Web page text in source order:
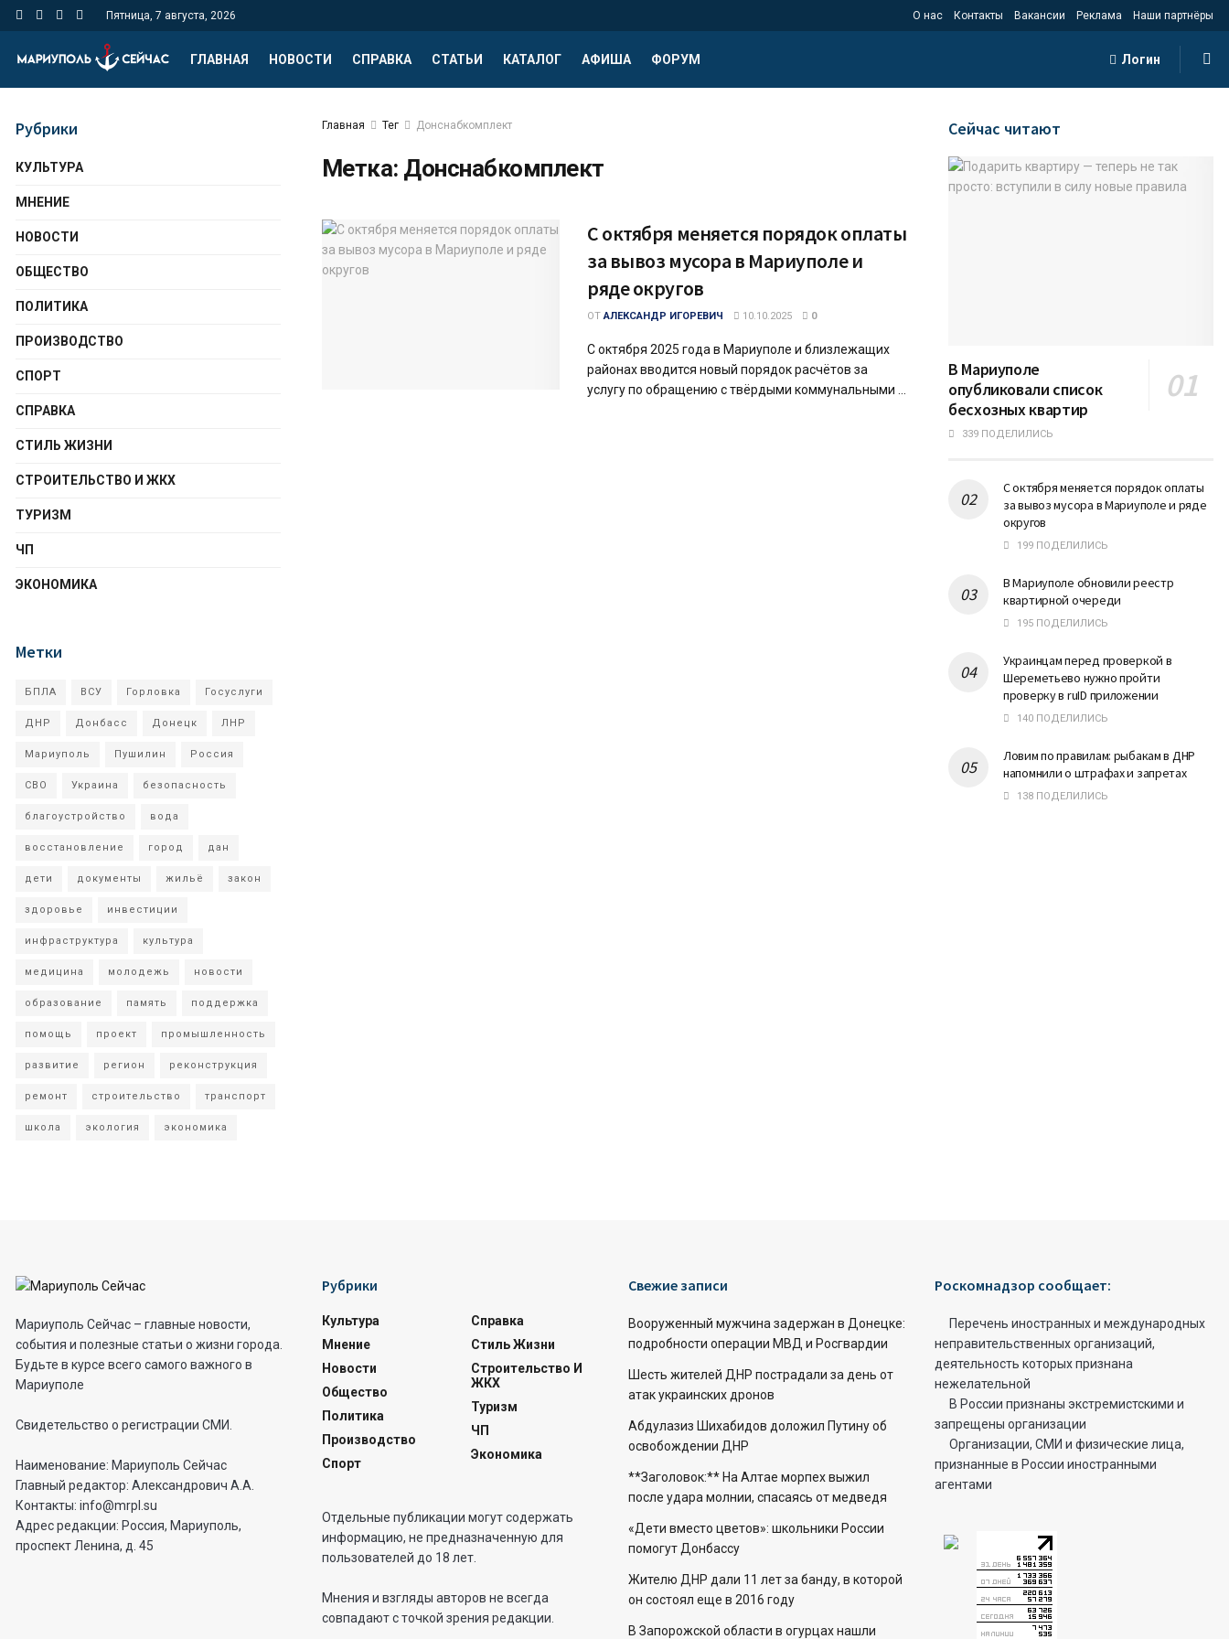
Пятница, 7 августа, 2026 О нас Контакты Вакансии Реклама Наши партнёры
ГЛАВНАЯ НОВОСТИ СПРАВКА СТАТЬИ КАТАЛОГ АФИША ФОРУМ Логин
Главная Тег Донснабкомплект
Метка: Донснабкомплект
С октября меняется порядок оплаты
за вывоз мусора в Мариуполе и
ряде округов
ОТ АЛЕКСАНДР ИГОРЕВИЧ 10.10.2025 0
С октября 2025 года в Мариуполе и близлежащих
районах вводится новый порядок расчётов за
услугу по обращению с твёрдыми коммунальными ...
Рубрики
КУЛЬТУРА
МНЕНИЕ
НОВОСТИ
ОБЩЕСТВО
ПОЛИТИКА
ПРОИЗВОДСТВО
СПОРТ
СПРАВКА
СТИЛЬ ЖИЗНИ
СТРОИТЕЛЬСТВО И ЖКХ
ТУРИЗМ
ЧП
ЭКОНОМИКА
Метки
БПЛА ВСУ Горловка Госуслуги
ДНР Донбасс Донецк ЛНР
Мариуполь Пушилин Россия
СВО Украина безопасность
благоустройство вода
восстановление город дан
дети документы жильё закон
здоровье инвестиции
инфраструктура культура
медицина молодежь новости
образование память поддержка
помощь проект промышленность
развитие регион реконструкция
ремонт строительство транспорт
школа экология экономика
Сейчас читают
В Мариуполе
опубликовали список
бесхозных квартир
339 ПОДЕЛИЛИСЬ
С октября меняется порядок оплаты
за вывоз мусора в Мариуполе и ряде
округов
199 ПОДЕЛИЛИСЬ
В Мариуполе обновили реестр
квартирной очереди
195 ПОДЕЛИЛИСЬ
Украинцам перед проверкой в
Шереметьево нужно пройти
проверку в ruID приложении
140 ПОДЕЛИЛИСЬ
Ловим по правилам: рыбакам в ДНР
напомнили о штрафах и запретах
138 ПОДЕЛИЛИСЬ
Мариуполь Сейчас – главные новости,
события и полезные статьи о жизни города.
Будьте в курсе всего самого важного в
Мариуполе
Свидетельство о регистрации СМИ.
Наименование: Мариуполь Сейчас
Главный редактор: Александрович А.А.
Контакты: info@mrpl.su
Адрес редакции: Россия, Мариуполь,
проспект Ленина, д. 45
Рубрики
Культура
Мнение
Новости
Общество
Политика
Производство
Спорт
Справка
Стиль Жизни
Строительство И
ЖКХ
Туризм
ЧП
Экономика
Отдельные публикации могут содержать
информацию, не предназначенную для
пользователей до 18 лет.
Мнения и взгляды авторов не всегда
совпадают с точкой зрения редакции.
Свежие записи
Вооруженный мужчина задержан в Донецке:
подробности операции МВД и Росгвардии
Шесть жителей ДНР пострадали за день от
атак украинских дронов
Абдулазиз Шихабидов доложил Путину об
освобождении ДНР
**Заголовок:** На Алтае морпех выжил
после удара молнии, спасаясь от медведя
«Дети вместо цветов»: школьники России
помогут Донбассу
Жителю ДНР дали 11 лет за банду, в которой
он состоял еще в 2016 году
В Запорожской области в огурцах нашли
Роскомнадзор сообщает:
Перечень иностранных и международных
неправительственных организаций,
деятельность которых признана
нежелательной
В России признаны экстремистскими и
запрещены организации
Организации, СМИ и физические лица,
признанные в России иностранными
агентами